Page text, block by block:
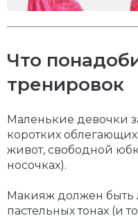
Что
тренировок
Маленькие девочки
коротких
живот, свободной
носочках).
Макияж должен быть
пастельных тонах (и